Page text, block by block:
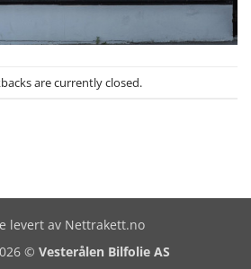
are currently closed.
levert av Nettrakett.no
© Vesterålen Bilfolie AS